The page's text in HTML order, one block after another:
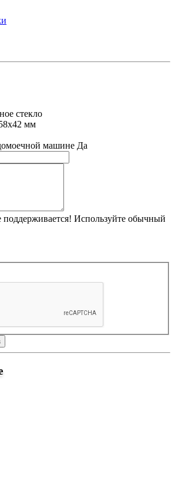
стекло
мм
машине Да
Используйте обычный